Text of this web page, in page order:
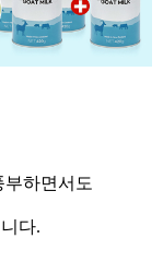
부하면서도
다.